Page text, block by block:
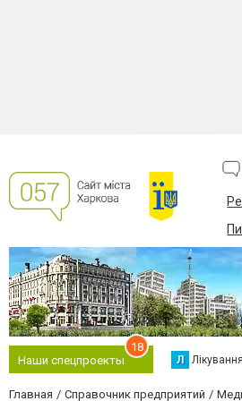
Наши спецпроекты
18
Л
Главная Справочник предприятий